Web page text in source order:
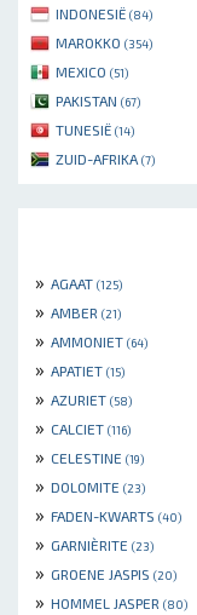
INDONESIË (84)
MAROKKO (354)
MEXICO (51)
PAKISTAN (67)
TUNESIË (14)
ZUID-AFRIKA (7)
» AGAAT (125)
» AMBER (21)
» AMMONIET (64)
» APATIET (15)
» AZURIET (58)
» CALCIET (116)
» CELESTINE (19)
» DOLOMITE (23)
» FADEN-KWARTS (40)
» GARNIÈRITE (23)
» GROENE JASPIS (20)
» HOMMEL JASPER (80)